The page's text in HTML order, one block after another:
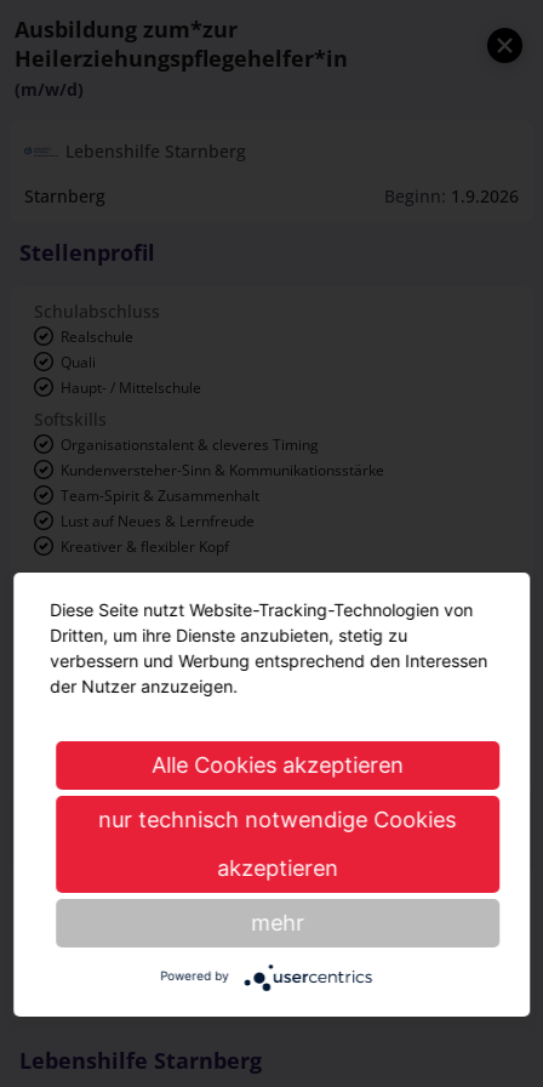
Ausbildung zum*zur
Heilerziehungspflegehelfer*in
(m/w/d)
Lebenshilfe Starnberg
Starnberg
Beginn: 1.9.2026
Stellenprofil
Schulabschluss
Realschule
Quali
Haupt- / Mittelschule
Softskills
Organisationstalent & cleveres Timing
Kundenversteher-Sinn & Kommunikationsstärke
Team-Spirit & Zusammenhalt
Lust auf Neues & Lernfreude
Kreativer & flexibler Kopf
Noten
Durchschnitt: <4
Mathe: <4
Englisch: <4
Deutsch: <4
Gesundheit, Fitness & Medizin
Soziales, Erziehung & Pflege
Ansprechpartner*innen
Karin Echter
Ausbildung, Praktikum, FSJ und BFD
08151 276-290
Lebenshilfe Starnberg
Diese Seite nutzt Website-Tracking-Technologien von
Dritten, um ihre Dienste anzubieten, stetig zu
verbessern und Werbung entsprechend den Interessen
der Nutzer anzuzeigen.
Alle Cookies akzeptieren
nur technisch notwendige Cookies
akzeptieren
mehr
Powered by